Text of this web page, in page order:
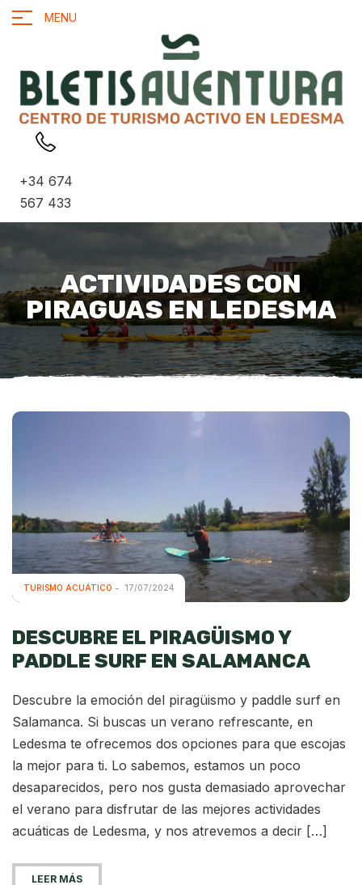
MENU
+34 674
567 433
ACTIVIDADES CON
PIRAGUAS EN LEDESMA
TURISMO ACUÁTICO 17/07/2024
DESCUBRE EL PIRAGÜISMO Y
PADDLE SURF EN SALAMANCA
Descubre la emoción del piragüismo y paddle surf en
Salamanca. Si buscas un verano refrescante, en
Ledesma te ofrecemos dos opciones para que escojas
la mejor para ti. Lo sabemos, estamos un poco
desaparecidos, pero nos gusta demasiado aprovechar
el verano para disfrutar de las mejores actividades
acuáticas de Ledesma, y nos atrevemos a decir […]
LEER MÁS